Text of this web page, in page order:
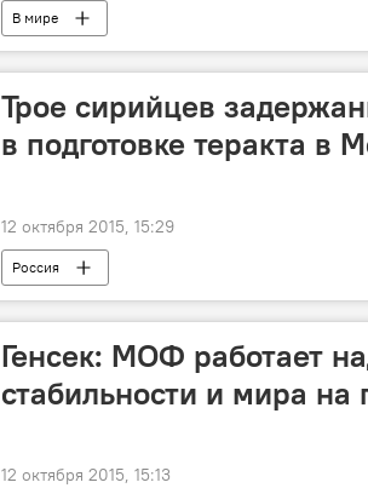
В мире
Трое сирийцев
в подготовке теракта в
12 октября 2015, 15:29
Россия
Генсек: МОФ работает
стабильности и мира на
12 октября 2015, 15:13